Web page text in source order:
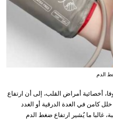
الدم
أخصائية أمراض القلب، إلى أن ارتفاع
كامن في الغدة الدرقية أو الغدد
غالبا ما يُشير ارتفاع ضغط الدم